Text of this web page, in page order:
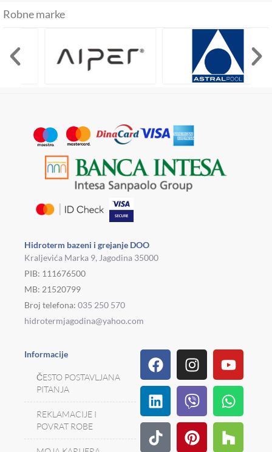
Robne marke
Hidroterm bazeni i grejanje DOO
Kraljevića Marka 9, Jagodina 35000
PIB: 111676500
MB: 21520799
Broj telefona: 035 250 570
hidrotermjagodina@yahoo.com
Informacije
ČESTO POSTAVLJANA
PITANJA
REKLAMACIJE I
POVRAT ROBE
FacebookInstagram
Linkedin
Viber
TiktokPinterest